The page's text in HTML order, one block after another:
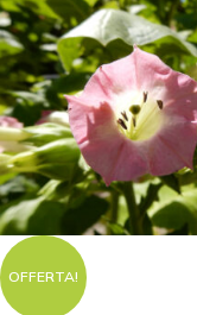
OFFERTA!